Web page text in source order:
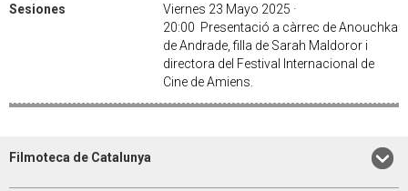
Sesiones
Viernes 23 Mayo 2025 ·
20:00 Presentació a càrrec de Anouchka
de Andrade, filla de Sarah Maldoror i
directora del Festival Internacional de
Cine de Amiens.
Filmoteca de Catalunya